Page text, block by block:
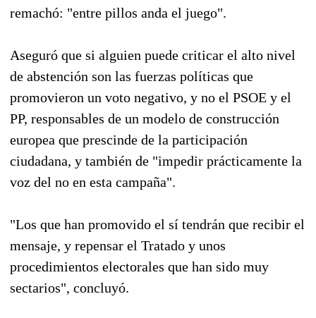
remachó: "entre pillos anda el juego".
Aseguró que si alguien puede criticar el alto nivel
de abstención son las fuerzas políticas que
promovieron un voto negativo, y no el PSOE y el
PP, responsables de un modelo de construcción
europea que prescinde de la participación
ciudadana, y también de "impedir prácticamente la
voz del no en esta campaña".
"Los que han promovido el sí tendrán que recibir el
mensaje, y repensar el Tratado y unos
procedimientos electorales que han sido muy
sectarios", concluyó.